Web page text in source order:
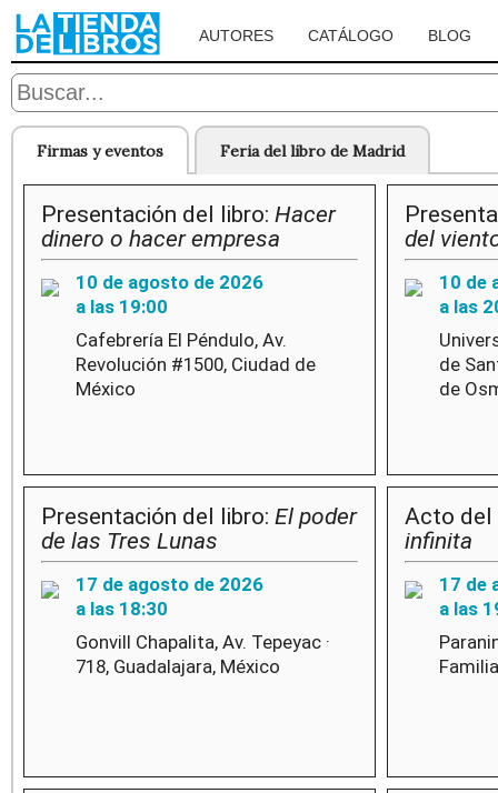
AUTORES CATÁLOGO BLOG
Firmas y eventos Feria del libro de Madrid
Presentación del libro: Hacer
dinero o hacer empresa
10 de agosto de 2026
a las 19:00
Cafebrería El Péndulo, Av.
Revolución #1500, Ciudad de
México
del
10 de
a las
de
de
Presentación del libro: El poder
de las Tres Lunas
17 de agosto de 2026
a las 18:30
Gonvill Chapalita, Av. Tepeyac ·
718, Guadalajara, México
Acto
infinita
17 de
a las